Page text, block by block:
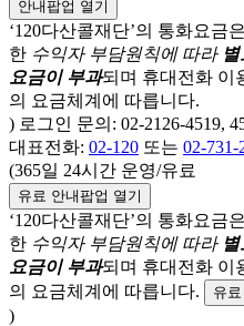
안내팝업 열기
‘120다산콜재단’의 통화요금
한 수익자 부담원칙에 따라
요금이 부과되며 휴대전화 이
의 요금체계에 따릅니다.
) 로그인 문의: 02-2126-4519,
대표전화: 02-120 또는 02-731-
(365일 24시간 운영/유료
유료 안내팝업 열기
‘120다산콜재단’의 통화요금
한 수익자 부담원칙에 따라
요금이 부과되며 휴대전화 이
의 요금체계에 따릅니다.
유
)